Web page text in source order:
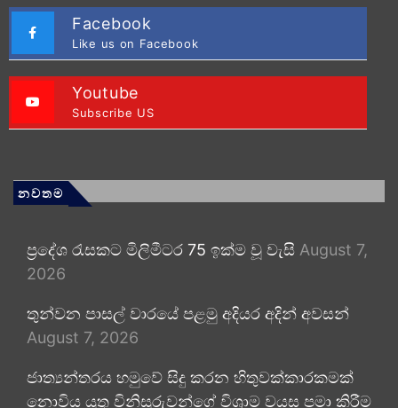
Facebook
Like us on Facebook
Youtube
Subscribe US
නවතම
ප්‍රදේශ රැසකට මිලිමීටර 75 ඉක්ම වූ වැසි August 7,
2026
තුන්වන පාසල් වාරයේ පළමු අදියර අදින් අවසන්
August 7, 2026
ජාත්‍යන්තරය හමුවේ සිදු කරන හිතුවක්කාරකමක්
නොවිය යුතු විනිසුරුවන්ගේ විශ්‍රාම වයස පමා කිරීම